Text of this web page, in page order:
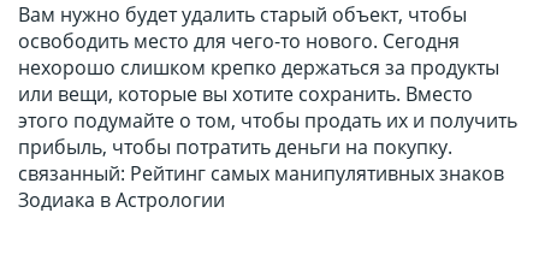
Вам нужно будет удалить старый объект, чтобы
освободить место для чего-то нового. Сегодня
нехорошо слишком крепко держаться за продукты
или вещи, которые вы хотите сохранить. Вместо
этого подумайте о том, чтобы продать их и получить
прибыль, чтобы потратить деньги на покупку.
связанный: Рейтинг самых манипулятивных знаков
Зодиака в Астрологии